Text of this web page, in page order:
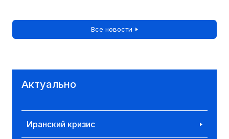
Все новости
Актуально
Иранский кризис